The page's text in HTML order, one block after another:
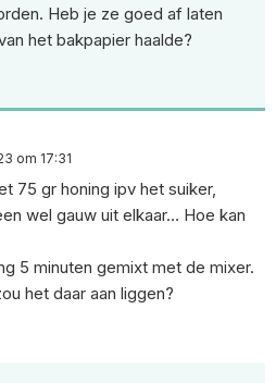
Heb je ze goed af laten
het bakpapier haalde?
om 17:31
75 gr honing ipv het suiker,
wel gauw uit elkaar… Hoe kan
5 minuten gemixt met de mixer.
het daar aan liggen?